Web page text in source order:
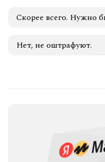
Скорее всего. Нужно
Нет, не оштрафуют.